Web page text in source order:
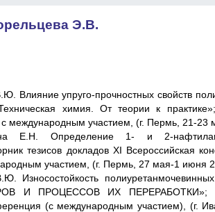
Э.В.
Влияние упруго-прочностных свойств
химия. От теории к
международным участием, (г. Пермь, 21-23
Е.Н. Определение 1- и 2-
тезисов докладов XI Всероссийская
участием, (г. Пермь, 27 мая-1 июня
Износостойкость
И ПРОЦЕССОВ ИХ ПЕРЕРАБОТКИ»;
(с международным участием), (г.